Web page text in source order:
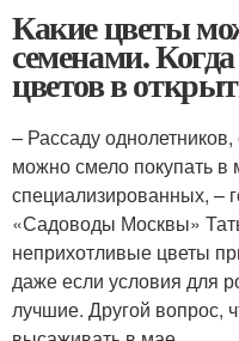
Какие цветы
семенами.
цветов в
– Рассаду
можно смело покупать в
специализированных, –
«Садоводы Москвы»
неприхотливые цветы
даже если условия для
лучшие. Другой вопрос,